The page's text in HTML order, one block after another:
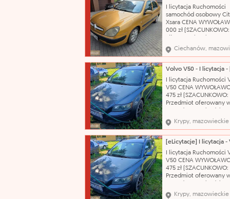
Rodzaj paliwa:
produkcji: 2002
biegów: manualna Nr
I licytacja Ruchomości
samochód osobowy
Xsara CENA
000 zł
Samochód osobowy
Citroën Model: Xsara
nadwozia: hatchback-
Pojemność silnika: 1587
Rodzaj paliwa:
produkcji: 2002
biegów: manualna Nr
Ciechanów,
I licytacja Ruchomości
V50 CENA
475 zł (SZACUNKOWO:
Przedmiot oferowany
orzeczenia Sądu o jego
przepadku na rzecz
Państwa. Organ
nie opowiada za wady
sprzedawanych
Przegląd techniczny do
21.10.2026 r..
Krypy, mazowieckie
I licytacja Ruchomości
V50 CENA
475 zł (SZACUNKOWO:
Przedmiot oferowany
orzeczenia Sądu o jego
Krypy, mazowieckie